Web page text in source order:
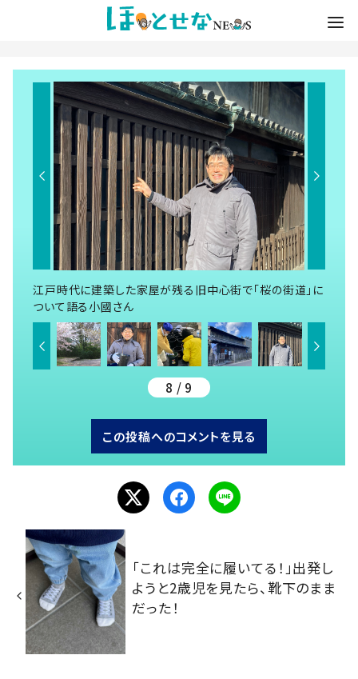
江戸時代に建築した家屋が残る旧中心街で「桜の街道」に
ついて語る小國さん
8 / 9
この投稿へのコメントを見る
「これは完全に履いてる！」出発し
ようと2歳児を見たら、靴下のまま
だった！